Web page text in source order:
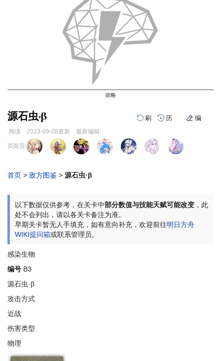
攻略
源石虫·β 刷 历 编
阅读 2023-09-08更新 最新编辑:
跳
航
跳
索
页面贡献者 :
首页 > 敌方图鉴 > 源石虫·β
以下数据仅供参考，在关卡中部分数值与技能天赋可能改变 ，此
处不会列出，请以各关卡备注为准。
早期关卡暂无人手填充，如有意向补充，欢迎前往明日方舟
WIKI提问箱或联系管理员。
感染生物
编号 B3
源石虫·β
攻击方式
近战
伤害类型
物理